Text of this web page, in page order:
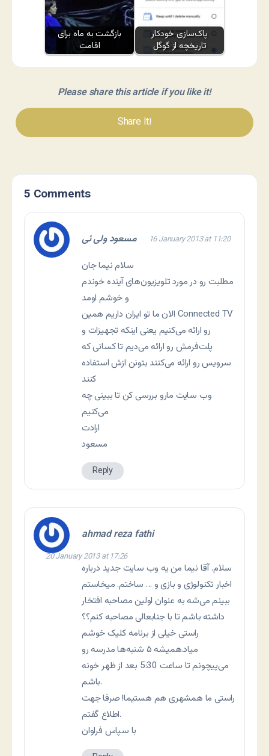
بازگشت به ماه برای
اقامت
پاک‌سازی خودکار
تاریخچه از گوگل
Please share this article if you like it!
Share It!
5 Comments
مسعود ولی ئی 16 January 2013 at 11:20
سلام نیما جان
مطلبت رو در مورد تلویزیون‌های آینده خوندم
و خوشم اومد
الان ما تو ایران داریم همین Connected TV
رو ارائه می‌کنیم یعنی اینکه تجهیزات و
پلت‌فرمش رو ارائه می‌دیم تا کسانی که
سرویس رو ارائه می‌کنند بتونن ازش استفاده
کنند
وب سایت مارو بررسی کن تا ببینی چه
می‌کنیم
ارادت
مسعود
Reply
ahmad reza fathi
20 January 2013 at 17:26
سلام. آقا نیما من یه وب سایت جدید درباره
اخبار تکنولوژی و بازی و … ساختم. میخاستم
ببینم می‌شه به عنوان اولین مصاحبه افتخار
داشته باشم تا با جنابعالی مصاحبه کنم؟؟
راستی خیلی از برنامه کلیک خوشم
میاد.همیشه ۵ شنبه‌ها مدرسه رو
می‌پیچونم تا ساعت 5:30 بعد از ظهر خونه
باشم.
راستی ما همشهری هم هستیما! صرفا جهت
اطلاع گفتم.
با سپاس فراوان